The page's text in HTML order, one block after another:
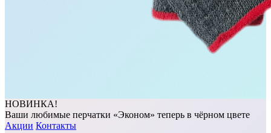
НОВИНКА!
Ваши любимые перчатки «Эконом» теперь в чёрном цвете
Акции Контакты